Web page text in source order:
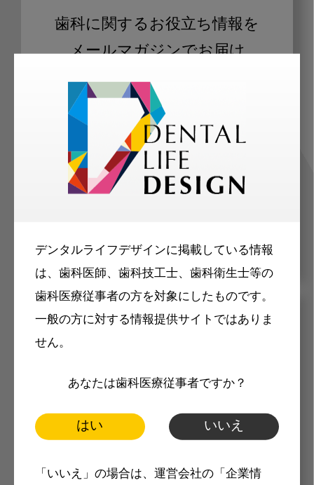
デンタルライフデザインに掲載している情報
は、歯科医師、歯科技工士、歯科衛生士等の
歯科医療従事者の方を対象にしたものです。
一般の方に対する情報提供サイトではありま
せん。
あなたは歯科医療従事者ですか？
はい いいえ
「いいえ」の場合は、運営会社の「企業情
歯科に関するお役立ち情報を
メールマガジンでお届け
ご登録いただいた職種（歯科医師、歯
科衛生士、歯科技工士）に合わせた内
容のメールマガジンをお届けします。
メリット